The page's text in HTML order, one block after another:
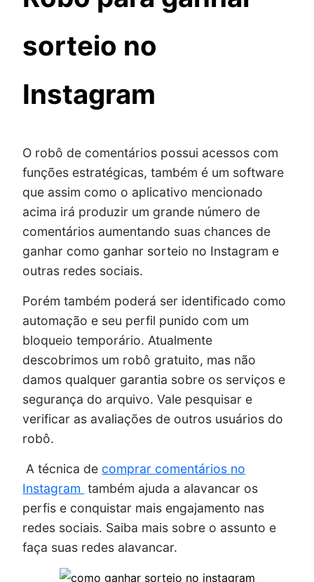
sorteio no
Instagram
O robô de comentários possui acessos com
funções estratégicas, também é um software
que assim como o aplicativo mencionado
acima irá produzir um grande número de
comentários aumentando suas chances de
ganhar como ganhar sorteio no Instagram e
outras redes sociais.
Porém também poderá ser identificado como
automação e seu perfil punido com um
bloqueio temporário. Atualmente
descobrimos um robô gratuito, mas não
damos qualquer garantia sobre os serviços e
segurança do arquivo. Vale pesquisar e
verificar as avaliações de outros usuários do
robô.
A técnica de comprar comentários no
Instagram também ajuda a alavancar os
perfis e conquistar mais engajamento nas
redes sociais. Saiba mais sobre o assunto e
faça suas redes alavancar.